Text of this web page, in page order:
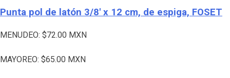
Punta pol de latón 3/8′ x 12 cm, de espiga, FOSET
MENUDEO: $72.00 MXN
MAYOREO: $65.00 MXN